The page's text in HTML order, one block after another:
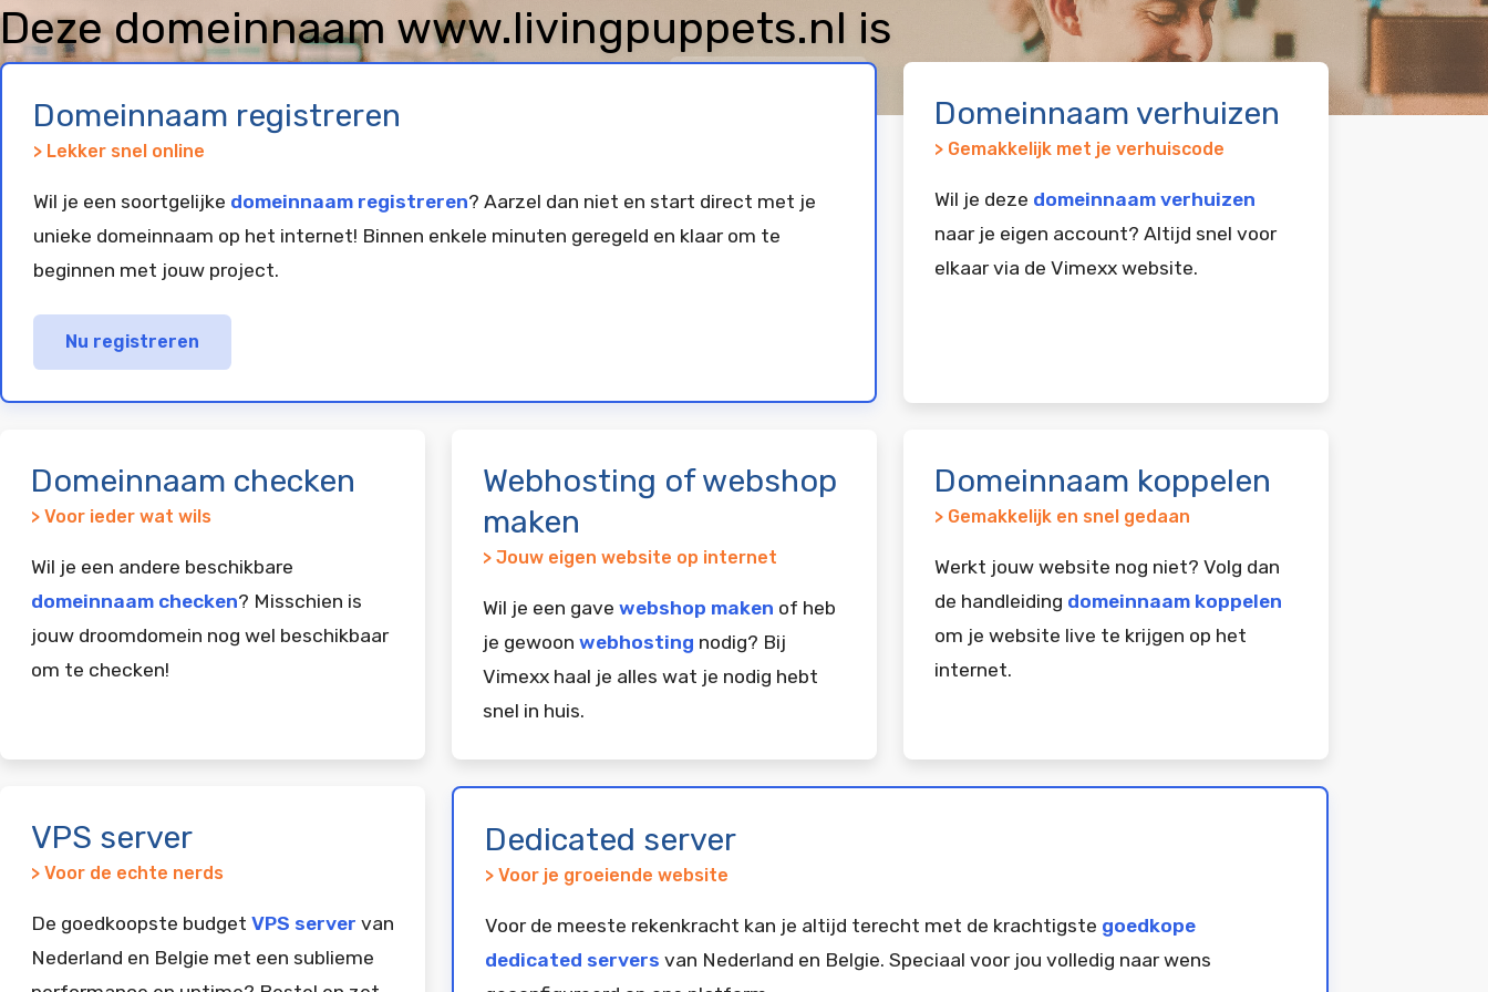
Deze domeinnaam www.livingpuppets.nl is
geregistreerd en geparkeerd bij
Domeinnaam registreren
> Lekker snel online
Wil je een soortgelijke domeinnaam registreren? Aarzel dan niet en start direct met je
unieke domeinnaam op het internet! Binnen enkele minuten geregeld en klaar om te
beginnen met jouw project.
Nu registreren
Domeinnaam verhuizen
> Gemakkelijk met je verhuiscode
Wil je deze domeinnaam verhuizen
naar je eigen account? Altijd snel voor
elkaar via de Vimexx website.
Domeinnaam checken
> Voor ieder wat wils
Wil je een andere beschikbare
domeinnaam checken? Misschien is
jouw droomdomein nog wel beschikbaar
om te checken!
Webhosting of webshop
maken
> Jouw eigen website op internet
Wil je een gave webshop maken of heb
je gewoon webhosting nodig? Bij
Vimexx haal je alles wat je nodig hebt
snel in huis.
Domeinnaam koppelen
> Gemakkelijk en snel gedaan
Werkt jouw website nog niet? Volg dan
de handleiding domeinnaam koppelen
om je website live te krijgen op het
internet.
VPS server
> Voor de echte nerds
De goedkoopste budget VPS server van
Nederland en Belgie met een sublieme
Dedicated server
> Voor je groeiende website
Voor de meeste rekenkracht kan je altijd terecht met de krachtigste goedkope
dedicated servers van Nederland en Belgie. Speciaal voor jou volledig naar wens